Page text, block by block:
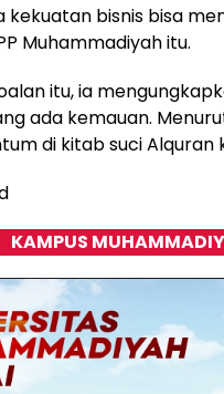
kekuatan bisnis bisa
Muhammadiyah itu.
itu, ia
ada kemauan.
di kitab suci Alquran
KAMPUS